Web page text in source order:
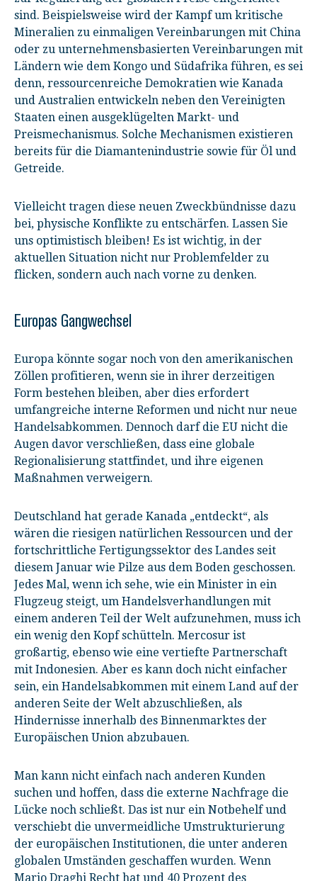
sind. Beispielsweise wird der Kampf um kritische
Mineralien zu einmaligen Vereinbarungen mit China
oder zu unternehmensbasierten Vereinbarungen mit
Ländern wie dem Kongo und Südafrika führen, es sei
denn, ressourcenreiche Demokratien wie Kanada
und Australien entwickeln neben den Vereinigten
Staaten einen ausgeklügelten Markt- und
Preismechanismus. Solche Mechanismen existieren
bereits für die Diamantenindustrie sowie für Öl und
Getreide.
Vielleicht tragen diese neuen Zweckbündnisse dazu
bei, physische Konflikte zu entschärfen. Lassen Sie
uns optimistisch bleiben! Es ist wichtig, in der
aktuellen Situation nicht nur Problemfelder zu
flicken, sondern auch nach vorne zu denken.
Europas Gangwechsel
Europa könnte sogar noch von den amerikanischen
Zöllen profitieren, wenn sie in ihrer derzeitigen
Form bestehen bleiben, aber dies erfordert
umfangreiche interne Reformen und nicht nur neue
Handelsabkommen. Dennoch darf die EU nicht die
Augen davor verschließen, dass eine globale
Regionalisierung stattfindet, und ihre eigenen
Maßnahmen verweigern.
Deutschland hat gerade Kanada „entdeckt“, als
wären die riesigen natürlichen Ressourcen und der
fortschrittliche Fertigungssektor des Landes seit
diesem Januar wie Pilze aus dem Boden geschossen.
Jedes Mal, wenn ich sehe, wie ein Minister in ein
Flugzeug steigt, um Handelsverhandlungen mit
einem anderen Teil der Welt aufzunehmen, muss ich
ein wenig den Kopf schütteln. Mercosur ist
großartig, ebenso wie eine vertiefte Partnerschaft
mit Indonesien. Aber es kann doch nicht einfacher
sein, ein Handelsabkommen mit einem Land auf der
anderen Seite der Welt abzuschließen, als
Hindernisse innerhalb des Binnenmarktes der
Europäischen Union abzubauen.
Man kann nicht einfach nach anderen Kunden
suchen und hoffen, dass die externe Nachfrage die
Lücke noch schließt. Das ist nur ein Notbehelf und
verschiebt die unvermeidliche Umstrukturierung
der europäischen Institutionen, die unter anderen
globalen Umständen geschaffen wurden. Wenn
Mario Draghi Recht hat und 40 Prozent des